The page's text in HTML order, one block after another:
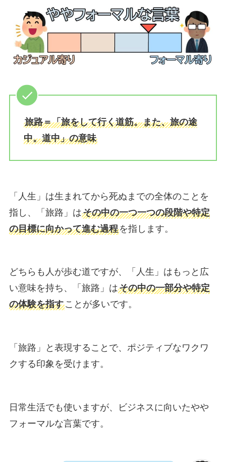
旅路＝「旅をして行く道筋。また、旅の途
中。道中」の意味
「人生」は生まれてから死ぬまでの全体のことを
指し、「旅路」はその中の一つ一つの段階や特定
の目標に向かって進む過程を指します。
どちらも人が歩む道ですが、「人生」はもっと広
い意味を持ち、「旅路」はその中の一部分や特定
の体験を指すことが多いです。
「旅路」と表現することで、ポジティブなワクワ
クする印象を受けます。
日常生活でも使いますが、ビジネスに向いたやや
フォーマルな言葉です。